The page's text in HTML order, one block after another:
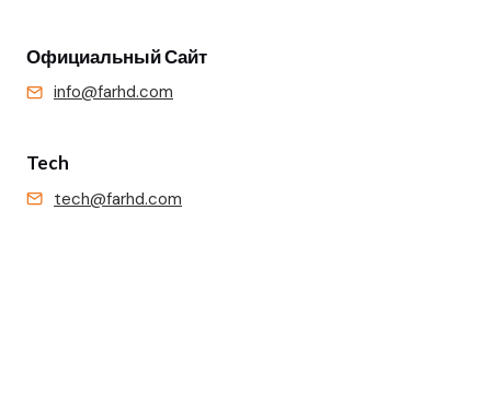
Официальный Сайт
info@farhd.com
Tech
tech@farhd.com